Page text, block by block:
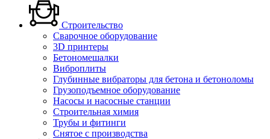
Строительство
Сварочное оборудование
3D принтеры
Бетономешалки
Виброплиты
Глубинные вибраторы для бетона и бетоноломы
Грузоподъемное оборудование
Насосы и насосные станции
Строительная химия
Трубы и фитинги
Снятое с производства